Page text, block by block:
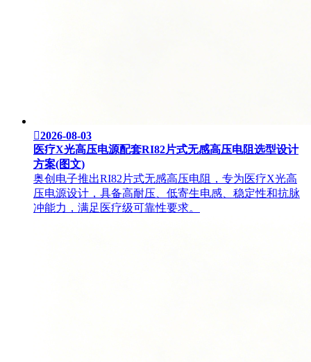
2026-08-03
医疗X光高压电源配套RI82片式无感高压电阻选型设计
方案(图文)
奥创电子推出RI82片式无感高压电阻，专为医疗X光高
压电源设计，具备高耐压、低寄生电感、稳定性和抗脉
冲能力，满足医疗级可靠性要求。